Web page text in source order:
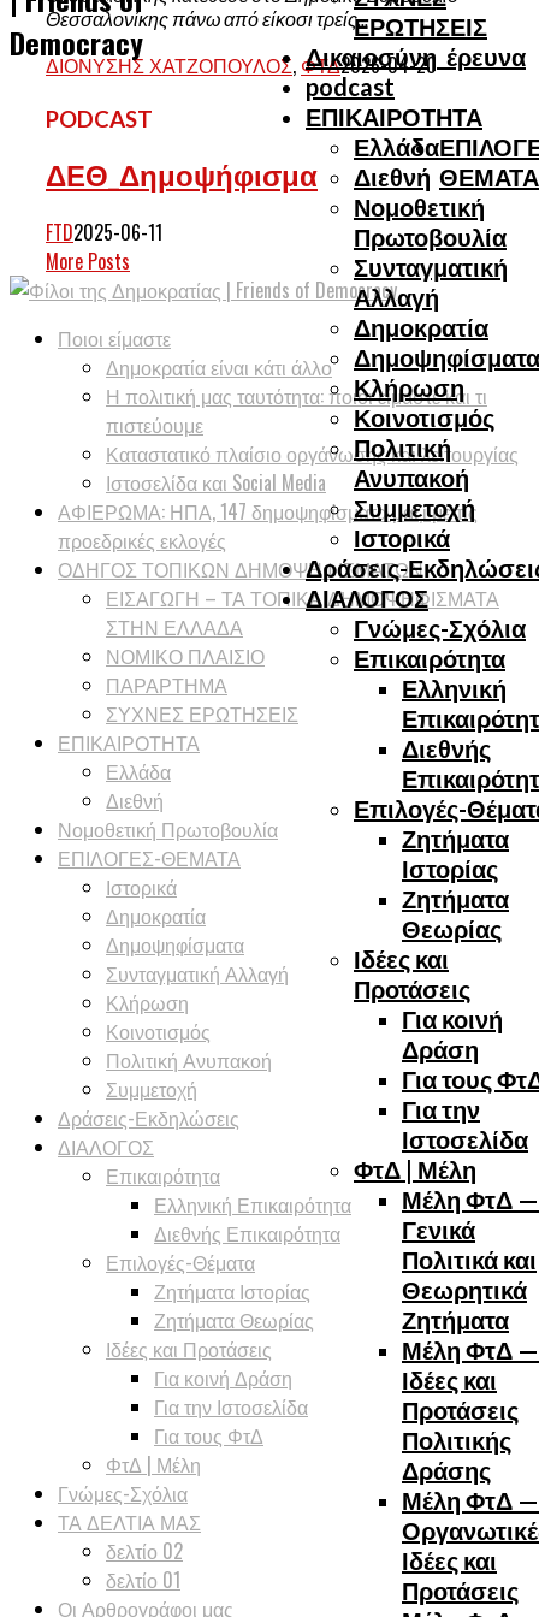
Democracy
ΕΡΩΤΗΣΕΙΣ
Δικαιοσύνη_έρευνα
podcast
ΕΠΙΚΑΙΡΟΤΗΤΑ
Ελλάδα
Διεθνή ΘΕΜΑΤΑ
Νομοθετική
Πρωτοβουλία
Συνταγματική
Αλλαγή
Δημοκρατία
Δημοψηφίσματα
Κλήρωση
Κοινοτισμός
Πολιτική
Ανυπακοή
Συμμετοχή
Ιστορικά
Δράσεις-
ΔΙΑΛΟΓΟΣ
Γνώμες-Σχόλια
Επικαιρότητα
Ελληνική
Διεθνής
Επιλογές-
Ζητήματα
Ιστορίας
Ζητήματα
Θεωρίας
Ιδέες και
Προτάσεις
Για κοινή
Δράση
Για τους
Για την
Ιστοσελίδα
ΦτΔ | Μέλη
Μέλη ΦτΔ —
Γενικά
Πολιτικά και
Θεωρητικά
Ζητήματα
Μέλη ΦτΔ —
Ιδέες και
Προτάσεις
Πολιτικής
Δράσης
Μέλη ΦτΔ —
Ιδέες και
Προτάσεις
Θεσσαλονίκης πάνω από είκοσι τρείς...
ΔΙΟΝΎΣΗΣ ΧΑΤΖΌΠΟΥΛΟΣ, ΦΤΔ2026-04-20
PODCAST
ΔΕΘ_Δημοψήφισμα
FTD2025-06-11
More Posts
Ποιοι είμαστε
Δημοκρατία είναι κάτι άλλο
Η πολιτική μας ταυτότητα: ποιοι είμαστε και τι
πιστεύουμε
Καταστατικό πλαίσιο οργάνωσης και λειτουργίας
Ιστοσελίδα και Social Media
ΑΦΙΕΡΩΜΑ: ΗΠΑ, 147 δημοψηφίσματα μαζί με τις
προεδρικές εκλογές
ΟΔΗΓΟΣ ΤΟΠΙΚΩΝ ΔΗΜΟΨΗΦΙΣΜΑΤΩΝ
ΕΙΣΑΓΩΓΗ – ΤΑ ΤΟΠΙΚΑ ΔΗΜΟΨΗΦΙΣΜΑΤΑ
ΣΤΗΝ ΕΛΛΑΔΑ
ΝΟΜΙΚΟ ΠΛΑΙΣΙΟ
ΠΑΡΑΡΤΗΜΑ
ΣΥΧΝΕΣ ΕΡΩΤΗΣΕΙΣ
ΕΠΙΚΑΙΡΟΤΗΤΑ
Ελλάδα
Διεθνή
Νομοθετική Πρωτοβουλία
ΕΠΙΛΟΓΕΣ-ΘΕΜΑΤΑ
Ιστορικά
Δημοκρατία
Δημοψηφίσματα
Συνταγματική Αλλαγή
Κλήρωση
Κοινοτισμός
Πολιτική Ανυπακοή
Συμμετοχή
Δράσεις-Εκδηλώσεις
ΔΙΑΛΟΓΟΣ
Επικαιρότητα
Ελληνική Επικαιρότητα
Διεθνής Επικαιρότητα
Επιλογές-Θέματα
Ζητήματα Ιστορίας
Ζητήματα Θεωρίας
Ιδέες και Προτάσεις
Για κοινή Δράση
Για την Ιστοσελίδα
Για τους ΦτΔ
ΦτΔ | Μέλη
Γνώμες-Σχόλια
ΤΑ ΔΕΛΤΙΑ ΜΑΣ
δελτίο 02
δελτίο 01
Οι Αρθρογράφοι μας